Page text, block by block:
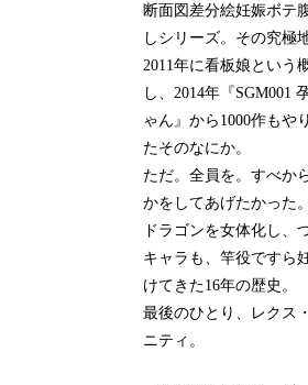
断面図差分絵妊娠ボテ
しシリーズ。その究
2011年に看板娘という
し、2014年『SGM001
ゃん』から1000作もや
たそのなにか。
ただ。全員を。すべか
かをしてあげたかった。
ドラゴンを女体化し、
キャラも、竿役ですら
けてきた16年の歴史。
最後のひとり、レクス
ニティ。